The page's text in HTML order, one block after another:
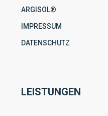
ARGISOL®
IMPRESSUM
DATENSCHUTZ
LEISTUNGEN